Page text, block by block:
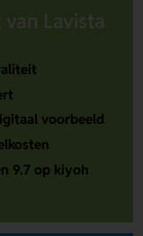
Lavista
voorbeeld
9.7 op kiyoh